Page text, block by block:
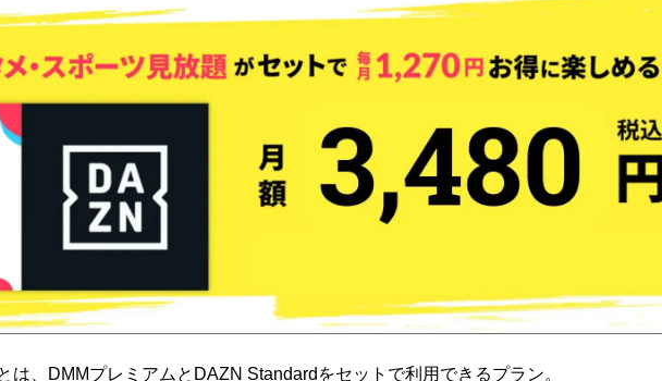
は、DMMプレミアムとDAZN Standardをセットで利用できるプラン。